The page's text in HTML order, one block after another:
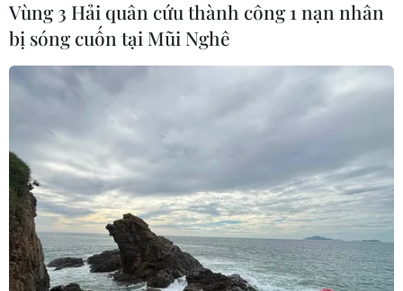
Hai miền Triều Tiên không diễu hành
chung tại lễ khai mạc Paralympic
Vùng 3 Hải quân cứu thành công 1 nạn nhân
bị sóng cuốn tại Mũi Nghê